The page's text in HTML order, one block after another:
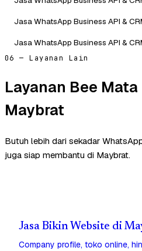
Jasa WhatsApp Business API &
Jasa WhatsApp Business API &
06 — Layanan Lain
Layanan Bee
Maybrat
Butuh lebih dari sekadar
juga siap membantu di Maybrat.
Jasa Bikin Website di
Company profile, toko online,